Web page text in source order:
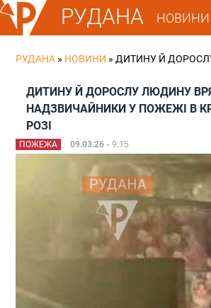
РУДАНА НОВИНИ
РУДАНА » НОВИНИ » ДИТИНУ Й
ДИТИНУ Й ДОРОСЛУ ЛЮДИНУ
НАДЗВИЧАЙНИКИ У ПОЖЕЖІ В
РОЗІ
ПОЖЕЖА 09.03.26 - 9:15